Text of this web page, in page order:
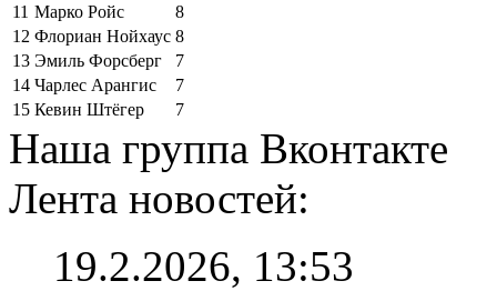
11 Марко Ройс
8
12 Флориан Нойхаус 8
13 Эмиль Форсберг
7
14 Чарлес Арангис
7
15 Кевин Штёгер 7
Наша группа Вконтакте
Лента новостей:
19.2.2026, 13:53